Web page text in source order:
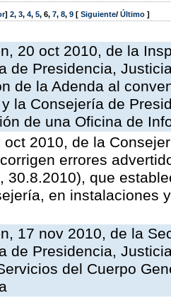
] 2, 3, 4, 5, 6, 7, 8, 9 [ Siguiente/ Último ]
20 oct 2010, de la
de Presidencia,
de la Adenda al
la Consejería de
de una Oficina de
oct 2010, de la
errores
30.8.2010), que
en instalaciones
17 nov 2010, de la
de Presidencia,
del Cuerpo